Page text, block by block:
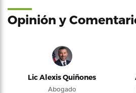
Opinión y
Lic Alexis Quiñones
Abogado